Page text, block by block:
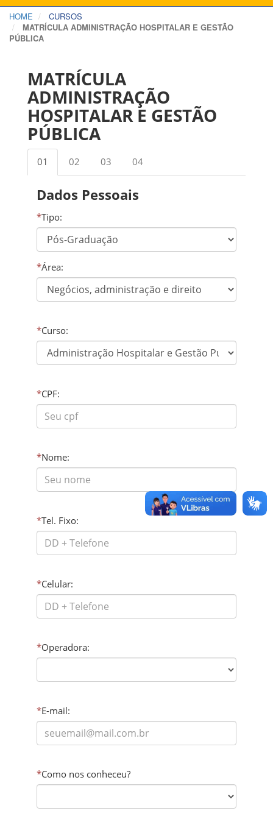
HOME
CURSOS
MATRÍCULA ADMINISTRAÇÃO HOSPITALAR E GESTÃO
PÚBLICA
MATRÍCULA
ADMINISTRAÇÃO
HOSPITALAR E GESTÃO
PÚBLICA
01 02 03 04
Dados Pessoais
*Tipo:
*Área:
*Curso:
*CPF:
*Nome:
*Tel. Fixo:
*Celular:
*Operadora:
*E-mail:
*Como nos conheceu?